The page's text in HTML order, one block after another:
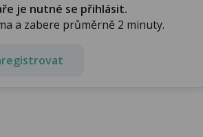
je nutné se přihlásit.
a zabere průměrně 2 minuty.